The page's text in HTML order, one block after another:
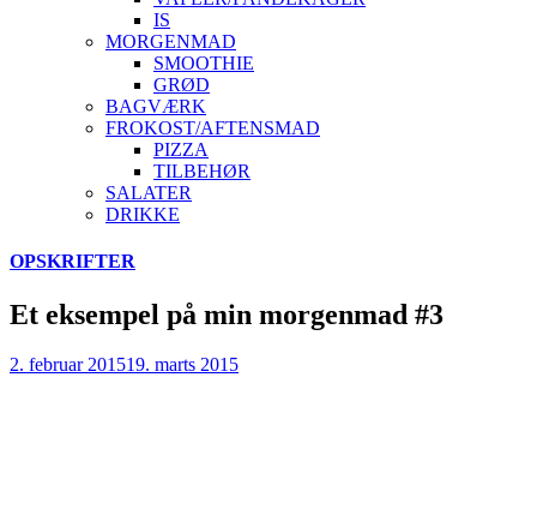
IS
MORGENMAD
SMOOTHIE
GRØD
BAGVÆRK
FROKOST/AFTENSMAD
PIZZA
TILBEHØR
SALATER
DRIKKE
Skip
content
OPSKRIFTER
Et eksempel på min morgenmad #3
2. februar 201519. marts 2015